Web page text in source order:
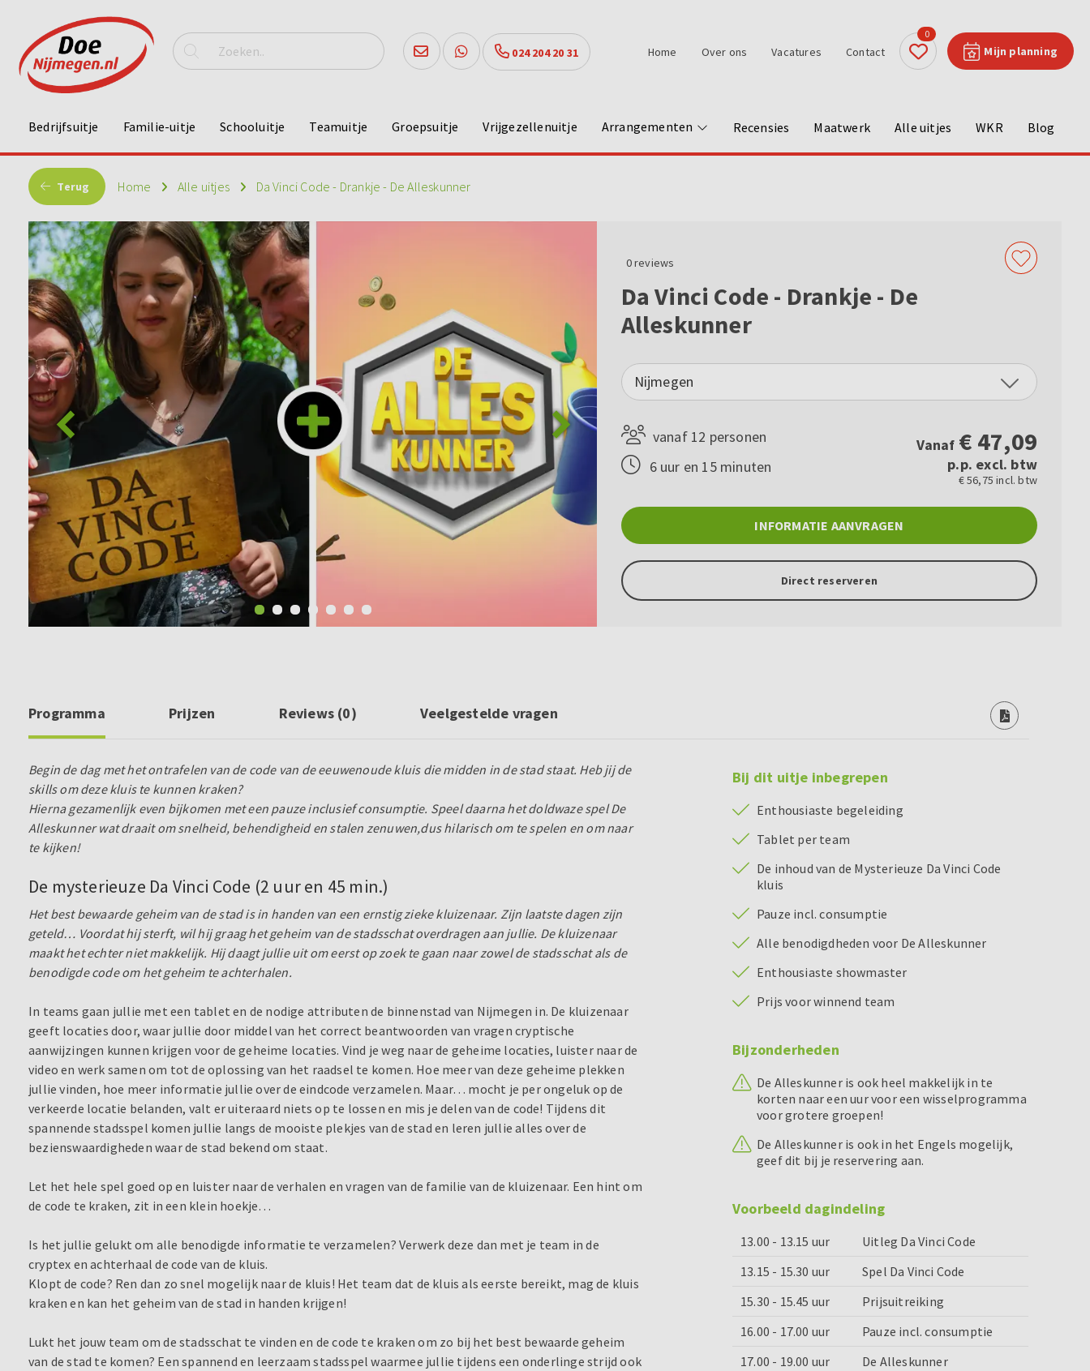
024 204 20 31 Mijn planning
0
Home Over ons Vacatures Contact
Bedrijfsuitje Familie-uitje Schooluitje Teamuitje Groepsuitje Vrijgezellenuitje Arrangementen Recensies Maatwerk Alle uitjes WKR Blog
Terug Home Alle uitjes Da Vinci Code - Drankje - De Alleskunner
0reviews
Da Vinci Code - Drankje - De
Alleskunner
Nijmegen
vanaf 12 personen
6 uur en 15 minuten
Vanaf € 47,09
p.p. excl. btw
€ 56,75 incl. btw
INFORMATIE AANVRAGEN
Direct reserveren
Programma Prijzen Reviews (0) Veelgestelde vragen
Begin de dag met het ontrafelen van de code van de eeuwenoude kluis die midden in de stad staat. Heb jij de
skills om deze kluis te kunnen kraken?
Hierna gezamenlijk even bijkomen met een pauze inclusief consumptie. Speel daarna hetdoldwaze spel De
Alleskunner wat draait om snelheid, behendigheid en stalen zenuwen,dus hilarisch om te spelen en om naar
te kijken!
De mysterieuze Da Vinci Code (2 uur en 45 min.)
Het best bewaarde geheim van de stad is in handen van een ernstig zieke kluizenaar. Zijn laatste dagen zijn
geteld… Voordat hij sterft, wil hij graag het geheim van de stadsschat overdragen aan jullie. De kluizenaar
maakt het echter niet makkelijk. Hij daagt jullie uit om eerst op zoek te gaan naar zowel de stadsschat als de
benodigde code om het geheim te achterhalen.
In teams gaan jullie met een tablet en de nodige attributen de binnenstad van Nijmegen in. De kluizenaar
geeft locaties door, waar jullie door middel van het correct beantwoorden van vragen cryptische
aanwijzingen kunnen krijgen voor de geheime locaties. Vind je weg naar de geheime locaties, luister naar de
video en werk samen om tot de oplossing van het raadsel te komen. Hoe meer van deze geheime plekken
jullie vinden, hoe meer informatie jullie over de eindcode verzamelen. Maar… mocht je per ongeluk op de
verkeerde locatie belanden, valt er uiteraard niets op te lossen en mis je delen van de code! Tijdens dit
spannende stadsspel komen jullie langs de mooiste plekjes van de stad en leren jullie alles over de
bezienswaardigheden waar de stad bekend om staat.
Let het hele spel goed op en luister naar de verhalen en vragen van de familie van de kluizenaar. Een hint om
de code te kraken, zit in een klein hoekje…
Is het jullie gelukt om alle benodigde informatie te verzamelen? Verwerk deze dan met je team in de
cryptex en achterhaal de code van de kluis.
Klopt de code? Ren dan zo snel mogelijk naar de kluis! Het team dat de kluis als eerste bereikt, mag de kluis
kraken en kan het geheim van de stad in handen krijgen!
Lukt het jouw team om de stadsschat te vinden en de code te kraken om zo bij het best bewaarde geheim
van de stad te komen? Een spannend en leerzaam stadsspel waarmee jullie tijdens een onderlinge strijd ook
Bij dit uitje inbegrepen
Enthousiaste begeleiding
Tablet per team
De inhoud van de Mysterieuze Da Vinci Code
kluis
Pauze incl. consumptie
Alle benodigdheden voor De Alleskunner
Enthousiaste showmaster
Prijs voor winnend team
Bijzonderheden
De Alleskunner is ook heel makkelijk in te
korten naar een uur voor een wisselprogramma
voor grotere groepen!
De Alleskunner is ook in het Engels mogelijk,
geef dit bij je reservering aan.
Voorbeeld dagindeling
13.00 - 13.15 uur
Uitleg Da Vinci Code
13.15 - 15.30 uur
Spel Da Vinci Code
15.30 - 15.45 uur
Prijsuitreiking
16.00 - 17.00 uur
Pauze incl. consumptie
17.00 - 19.00 uur
De Alleskunner